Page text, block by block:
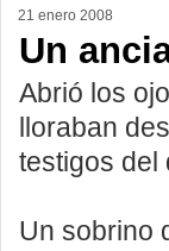
21 enero 2008
Un
Abrió los
lloraban
testigos del
Un sobrino